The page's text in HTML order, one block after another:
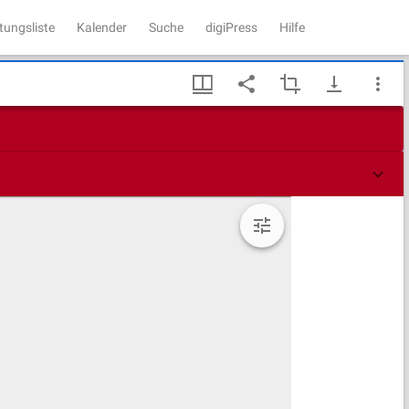
Kalender Suche digiPress Hilfe